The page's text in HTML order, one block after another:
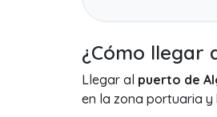
¿Cómo llegar
Llegar al puerto de
en la zona portuaria y